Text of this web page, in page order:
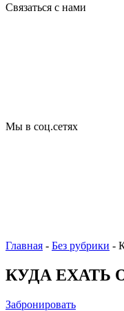
Связаться с нами
Мы в соц.сетях
Главная - Без рубрики -
КУДА ЕХАТЬ
Забронировать